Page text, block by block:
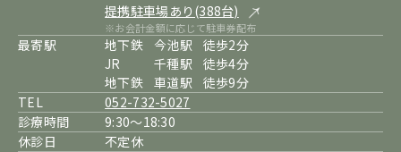
提携駐車場あり(388台)
※お会計金額に応じて駐車券配布
最寄駅 地下鉄 今池駅
徒歩2分
JR
千種駅
徒歩4分
地下鉄
車道駅
徒歩9分
TEL
052-732-5027
診療時間
9:30～18:30
休診日
不定休